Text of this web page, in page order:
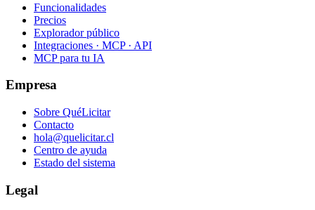
Funcionalidades
Precios
Explorador público
Integraciones · MCP · API
MCP para tu IA
Empresa
Sobre QuéLicitar
Contacto
hola@quelicitar.cl
Centro de ayuda
Estado del sistema
Legal